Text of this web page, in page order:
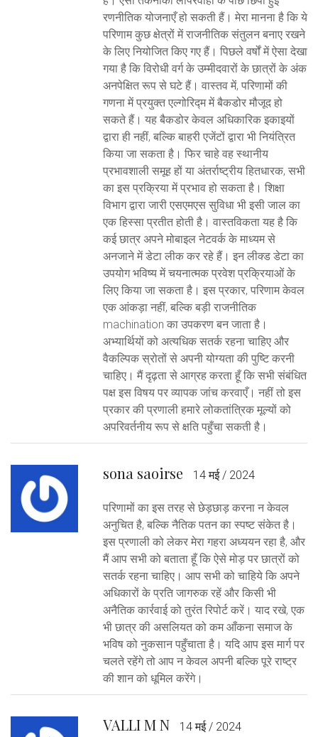
रणनीतिक योजनाएँ हो सकती हैं। मेरा मानना है कि ये
परिणाम कुछ क्षेत्रों में राजनीतिक संतुलन बनाए रखने
के लिए नियोजित किए गए हैं। पिछले वर्षों में ऐसा देखा
गया है कि विरोधी वर्ग के उम्मीदवारों के छात्रों के अंक
अनपेक्षित रूप से घटे हैं। वास्तव में, परिणामों की
गणना में प्रयुक्त एल्गोरिद्म में बैकडोर मौजूद हो
सकते हैं। यह बैकडोर केवल अधिकारिक इकाइयों
द्वारा ही नहीं, बल्कि बाहरी एजेंटों द्वारा भी नियंत्रित
किया जा सकता है। फिर चाहे वह स्थानीय
प्रभावशाली समूह हों या अंतर्राष्ट्रीय हितधारक, सभी
का इस प्रक्रिया में प्रभाव हो सकता है। शिक्षा
विभाग द्वारा जारी एसएमएस सुविधा भी इसी जाल का
एक हिस्सा प्रतीत होती है। वास्तविकता यह है कि
कई छात्र अपने मोबाइल नेटवर्क के माध्यम से
अनजाने में डेटा लीक कर रहे हैं। इन लीक्ड डेटा का
उपयोग भविष्य में चयनात्मक प्रवेश प्रक्रियाओं के
लिए किया जा सकता है। इस प्रकार, परिणाम केवल
एक आंकड़ा नहीं, बल्कि बड़ी राजनीतिक
machination का उपकरण बन जाता है।
अभ्यार्थियों को अत्यधिक सतर्क रहना चाहिए और
वैकल्पिक स्रोतों से अपनी योग्यता की पुष्टि करनी
चाहिए। मैं दृढ़ता से आग्रह करता हूँ कि सभी संबंधित
पक्ष इस विषय पर व्यापक जांच करवाएँ। नहीं तो इस
प्रकार की प्रणाली हमारे लोकतांत्रिक मूल्यों को
अपरिवर्तनीय रूप से क्षति पहुँचा सकती है।
sona saoirse 14 मई / 2024
परिणामों का इस तरह से छेड़छाड़ करना न केवल
अनुचित है, बल्कि नैतिक पतन का स्‍पष्ट संकेत है।
इस प्रणाली को लेकर मेरा गहरा अध्ययन रहा है, और
मैं आप सभी को बताता हूँ कि ऐसे मोड़ पर छात्रों को
सतर्क रहना चाहिए। आप सभी को चाहिये कि अपने
अधिकारों के प्रति जागरुक रहें और किसी भी
अनैतिक कार्रवाई को तुरंत रिपोर्ट करें। याद रखे, एक
भी छात्र की असलियत को कम आँकना समाज के
भविष को नुकसान पहुँचाता है। यदि आप इस मार्ग पर
चलते रहेंगे तो आप न केवल अपनी बल्कि पूरे राष्ट्र
की शान को धूमिल करेंगे।
VALLI M N 14 मई / 2024